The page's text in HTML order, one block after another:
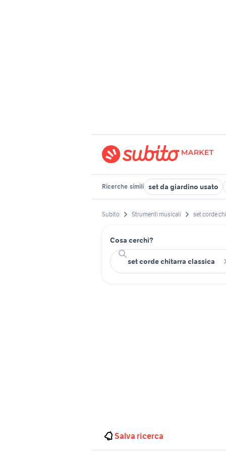
Ricerche simili set da giardino usato
Subito Strumenti musicali set corde
Cosa cerchi?
Salva ricerca